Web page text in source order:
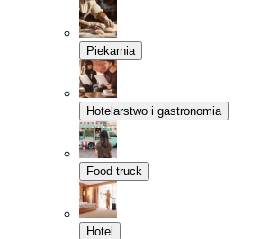
Piekarnia
Hotelarstwo i gastronomia
Food truck
Hotel